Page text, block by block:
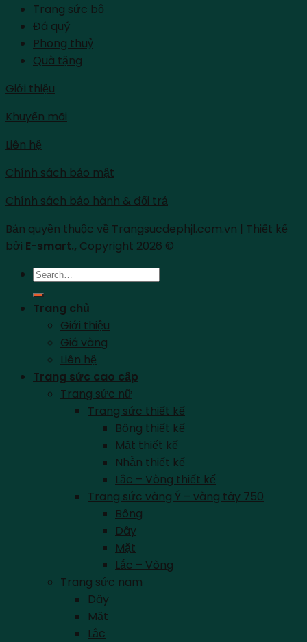
Trang sức bộ
Đá quý
Phong thuỷ
Quà tặng
Giới thiệu
Khuyến mãi
Liên hệ
Chính sách bảo mật
Chính sách bảo hành & đổi trả
Bản quyền thuộc về Trangsucdephjl.com.vn | Thiết kế
bởi E-smart., Copyright 2026 ©
Search
for:
Trang chủ
Giới thiệu
Giá vàng
Liên hệ
Trang sức cao cấp
Trang sức nữ
Trang sức thiết kế
Bông thiết kế
Mặt thiết kế
Nhẫn thiết kế
Lắc – Vòng thiết kế
Trang sức vàng Ý – vàng tây 750
Bông
Dây
Mặt
Lắc – Vòng
Trang sức nam
Dây
Mặt
Lắc